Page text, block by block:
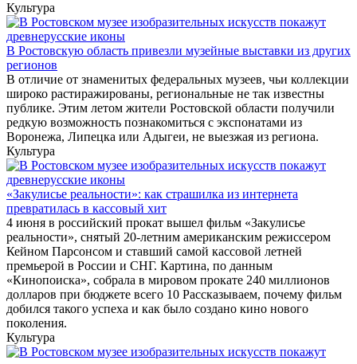
Культура
В Ростовскую область привезли музейные выставки из других
регионов
В отличие от знаменитых федеральных музеев, чьи коллекции
широко растиражированы, региональные не так известны
публике. Этим летом жители Ростовской области получили
редкую возможность познакомиться с экспонатами из
Воронежа, Липецка или Адыгеи, не выезжая из региона.
Культура
«Закулисье реальности»: как страшилка из интернета
превратилась в кассовый хит
4 июня в российский прокат вышел фильм «Закулисье
реальности», снятый 20-летним американским режиссером
Кейном Парсонсом и ставший самой кассовой летней
премьерой в России и СНГ. Картина, по данным
«Кинопоиска», собрала в мировом прокате 240 миллионов
долларов при бюджете всего 10 Рассказываем, почему фильм
добился такого успеха и как было создано кино нового
поколения.
Культура